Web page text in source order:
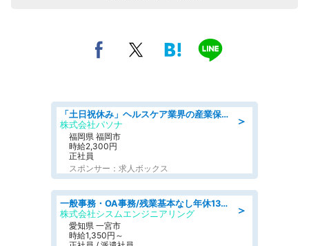
＞
「土日祝休み」ヘルスケア業界の産業保健師/高時給/未経験OK/要資格:保健師、正看護師
株式会社パソナ
福岡県 福岡市
時給2,300円
正社員
スポンサー：求人ボックス
＞
一般事務・OA事務/残業基本なし年休130日社保完備の一般・調達事務
株式会社シスムエンジニアリング
愛知県 一宮市
時給1,350円～